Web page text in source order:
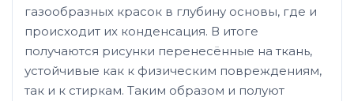
газообразных красок в глубину основы, где и
происходит их конденсация. В итоге
получаются рисунки перенесённые на ткань,
устойчивые как к физическим повреждениям,
так и к стиркам. Таким образом и полуют